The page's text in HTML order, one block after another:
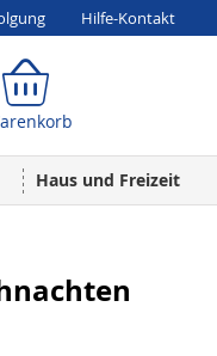
Hilfe-Kontakt
Haus und Freizeit
Warenkorb